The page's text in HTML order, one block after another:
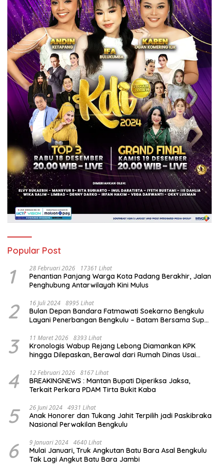
Popular Post
1 28 Februari 2026 17361 Lihat
Penantian Panjang Warga Kota Padang Berakhir, Jalan
Penghubung Antarwilayah Kini Mulus
2 16 Juli 2024 8995 Lihat
Bulan Depan Bandara Fatmawati Soekarno Bengkulu
Layani Penerbangan Bengkulu – Batam Bersama Super
3 11 Maret 2026 8393 Lihat
Kronologis Wabup Rejang Lebong Diamankan KPK
hingga Dilepaskan, Berawal dari Rumah Dinas Usai
4 12 Februari 2026 8167 Lihat
BREAKINGNEWS : Mantan Bupati Diperiksa Jaksa,
Terkait Perkara PDAM Tirta Bukit Kaba
5 26 Juni 2024 4931 Lihat
Anak Honorer dan Tukang Jahit Terpilih jadi Paskibraka
Nasional Perwakilan Bengkulu
6 9 Januari 2024 4640 Lihat
Mulai Januari, Truk Angkutan Batu Bara Asal Bengkulu
Tak Lagi Angkut Batu Bara Jambi